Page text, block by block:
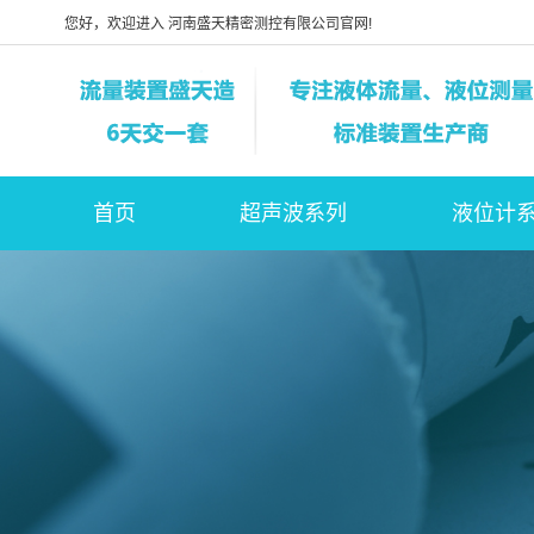
您好，欢迎进入 河南盛天精密测控有限公司官网!
首页 超声波系列 液位计